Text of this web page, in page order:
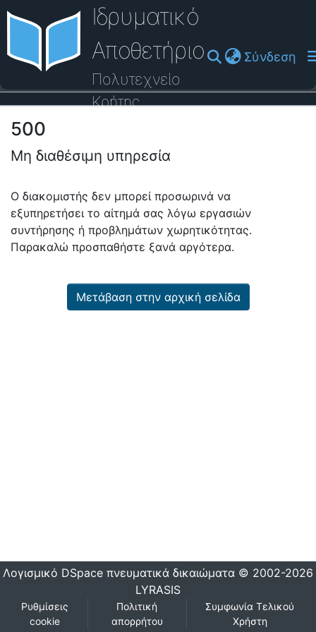
Ιδρυματικό
Αποθετήριο
Πολυτεχνείο
Κρήτης
Σύνδεση
Οδηγός Βοήθειας
500
Μη διαθέσιμη υπηρεσία
Ο διακομιστής δεν μπορεί προσωρινά να
εξυπηρετήσει το αίτημά σας λόγω εργασιών
συντήρησης ή προβλημάτων χωρητικότητας.
Παρακαλώ προσπαθήστε ξανά αργότερα.
Μετάβαση στην αρχική σελίδα
Λογισμικό DSpace πνευματικά δικαιώματα © 2002-2026
LYRASIS
Ρυθμίσεις
cookie
Πολιτική
απορρήτου
Συμφωνία Τελικού
Χρήστη